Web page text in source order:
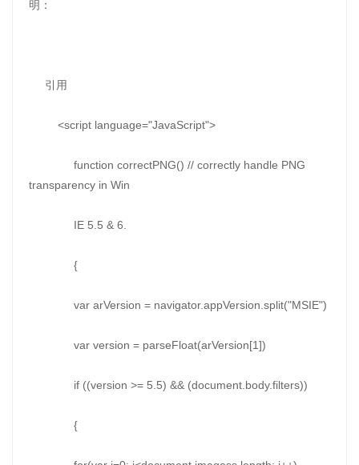
明：
引用
<script language="JavaScript">
function correctPNG() // correctly handle PNG
transparency in Win
IE 5.5 & 6.
{
var arVersion = navigator.appVersion.split("MSIE")
var version = parseFloat(arVersion[1])
if ((version >= 5.5) && (document.body.filters))
{